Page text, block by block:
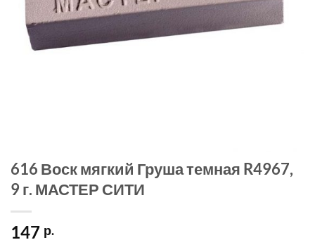
616 Воск мягкий Груша темная R4967,
9 г. МАСТЕР СИТИ
147 р.